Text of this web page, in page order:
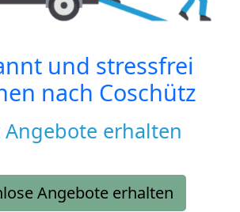
und stressfrei
nach Coschütz
Angebote erhalten
Angebote erhalten